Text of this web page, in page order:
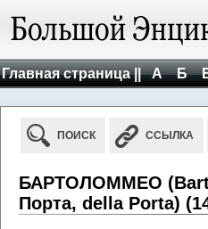
Главная страница || А Б
ПОИСК ССЫЛКА
БАРТОЛОММЕО
Порта, della Porta)